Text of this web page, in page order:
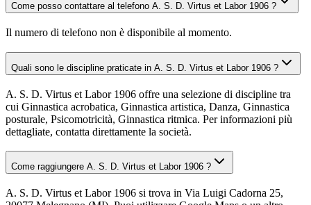
Come posso contattare al telefono A. S. D. Virtus et Labor 1906 ?
Il numero di telefono non è disponibile al momento.
Quali sono le discipline praticate in A. S. D. Virtus et Labor 1906 ?
A. S. D. Virtus et Labor 1906 offre una selezione di discipline tra
cui Ginnastica acrobatica, Ginnastica artistica, Danza, Ginnastica
posturale, Psicomotricità, Ginnastica ritmica. Per informazioni più
dettagliate, contatta direttamente la società.
Come raggiungere A. S. D. Virtus et Labor 1906 ?
A. S. D. Virtus et Labor 1906 si trova in Via Luigi Cadorna 25,